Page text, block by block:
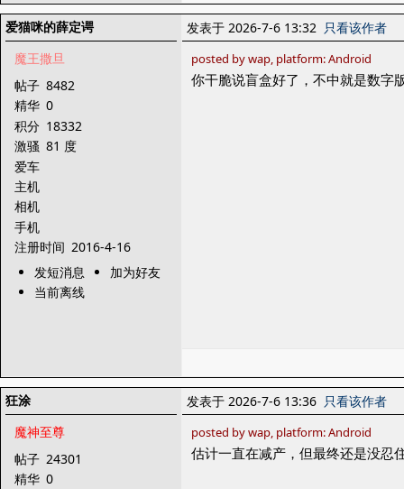
爱猫咪的薛定谔
魔王撒旦
帖子 8482
精华 0
积分 18332
激骚 81 度
爱车
主机
相机
手机
注册时间 2016-4-16
发短消息
加为好友
当前离线
发表于 2026-7-6 13:32 只看该作者
posted by wap, platform: Android
你干脆说盲盒好了，不中就是数字
狂涂
魔神至尊
帖子 24301
精华 0
发表于 2026-7-6 13:36 只看该作者
posted by wap, platform: Android
估计一直在减产，但最终还是没忍